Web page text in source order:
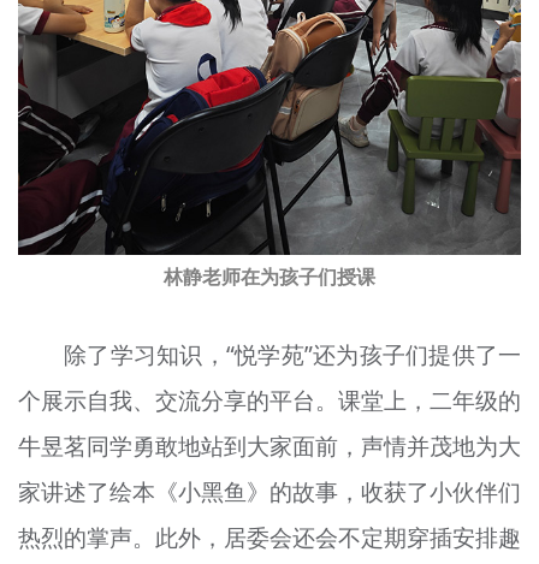
林静老师在为孩子们授课
除了学习知识，“悦学苑”还为孩子们提供了一
个展示自我、交流分享的平台。课堂上，二年级的
牛昱茗同学勇敢地站到大家面前，声情并茂地为大
家讲述了绘本《小黑鱼》的故事，收获了小伙伴们
热烈的掌声。此外，居委会还会不定期穿插安排趣